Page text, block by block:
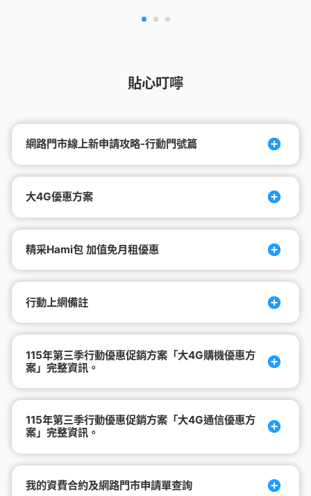
貼心叮嚀
網路門市線上新申請攻略-行動門號篇
大4G優惠方案
精采Hami包 加值免月租優惠
行動上網備註
115年第三季行動優惠促銷方案「大4G購機優惠方
案」完整資訊。
115年第三季行動優惠促銷方案「大4G通信優惠方
案」完整資訊。
我的資費合約及網路門市申請單查詢